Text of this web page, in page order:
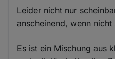
Leider nicht nur
anscheinend, wenn
Es ist ein Mischung aus